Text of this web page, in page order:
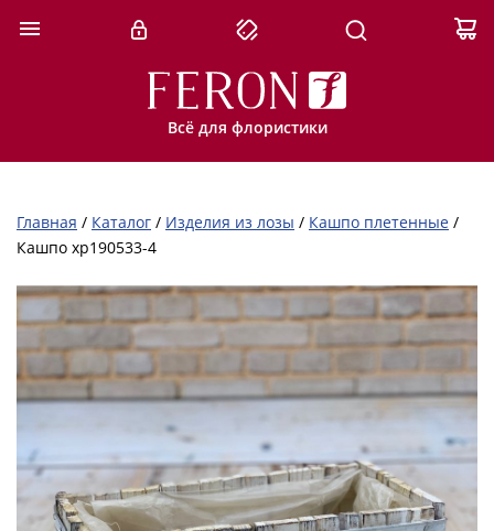
Всё для флористики
Главная / Каталог / Изделия из лозы / Кашпо плетенные /
Кашпо xp190533-4